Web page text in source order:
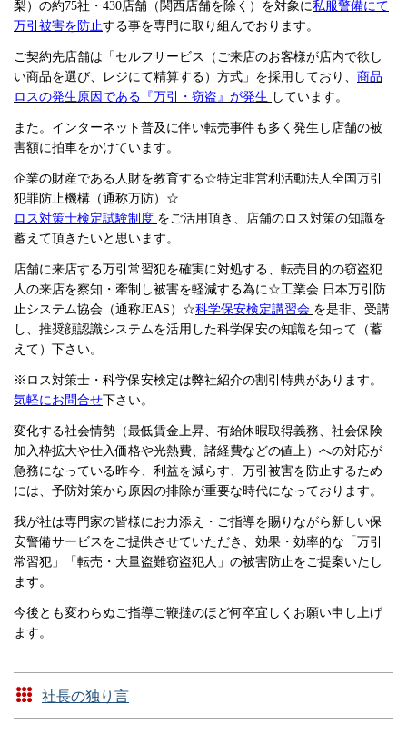
梨）の約75社・430店舗（関西店舗を除く）を対象に私服警備にて
万引被害を防止する事を専門に取り組んでおります。
ご契約先店舗は「セルフサービス（ご来店のお客様が店内で欲し
い商品を選び、レジにて精算する）方式」を採用しており、 商品
ロスの発生原因である『万引・窃盗』が発生 しています。
また。インターネット普及に伴い転売事件も多く発生し店舗の被
害額に拍車をかけています。
企業の財産である人財を教育する☆特定非営利活動法人全国万引
犯罪防止機構（通称万防）☆
ロス対策士検定試験制度 をご活用頂き、店舗のロス対策の知識を
蓄えて頂きたいと思います。
店舗に来店する万引常習犯を確実に対処する、転売目的の窃盗犯
人の来店を察知・牽制し被害を軽減する為に☆工業会 日本万引防
止システム協会（通称JEAS）☆科学保安検定講習会 を是非、受講
し、推奨顔認識システムを活用した科学保安の知識を知って（蓄
えて）下さい。
※ロス対策士・科学保安検定は弊社紹介の割引特典があります。
気軽にお問合せ下さい。
変化する社会情勢（最低賃金上昇、有給休暇取得義務、社会保険
加入枠拡大や仕入価格や光熱費、諸経費などの値上）への対応が
急務になっている昨今、利益を減らす、万引被害を防止するため
には、予防対策から原因の排除が重要な時代になっております。
我が社は専門家の皆様にお力添え・ご指導を賜りながら新しい保
安警備サービスをご提供させていただき、効果・効率的な「万引
常習犯」「転売・大量盗難窃盗犯人」の被害防止をご提案いたし
ます。
今後とも変わらぬご指導ご鞭撻のほど何卒宜しくお願い申し上げ
ます。
社長の独り言